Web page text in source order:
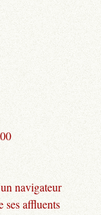
navigateur
ses affluents